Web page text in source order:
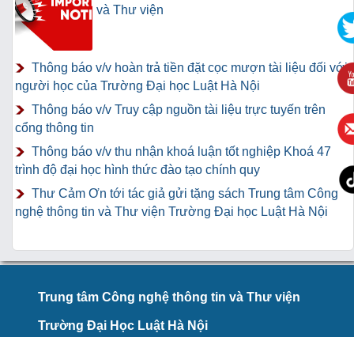
và Thư viện
Thông báo v/v hoàn trả tiền đặt cọc mượn tài liệu đối với
người học của Trường Đại học Luật Hà Nội
Thông báo v/v Truy cập nguồn tài liệu trực tuyến trên
cổng thông tin
Thông báo v/v thu nhận khoá luận tốt nghiệp Khoá 47
trình độ đại học hình thức đào tạo chính quy
Thư Cảm Ơn tới tác giả gửi tặng sách Trung tâm Công
nghệ thông tin và Thư viện Trường Đại học Luật Hà Nội
Trung tâm Công nghệ thông tin và Thư viện
Trường Đại Học Luật Hà Nội